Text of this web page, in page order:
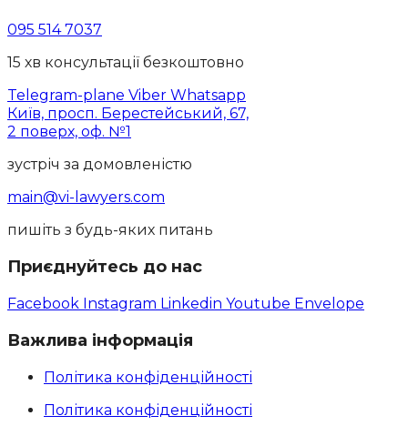
095 514 7037
15 хв консультації безкоштовно
Telegram-plane Viber Whatsapp
Київ, просп. Берестейський, 67,
2 поверх, оф. №1
зустріч за домовленістю
main@vi-lawyers.com
пишіть з будь-яких питань
Приєднуйтесь до нас
Facebook Instagram Linkedin Youtube Envelope
Важлива інформація
Політика конфіденційності
Політика конфіденційності